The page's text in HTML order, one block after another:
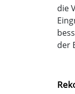
die
der